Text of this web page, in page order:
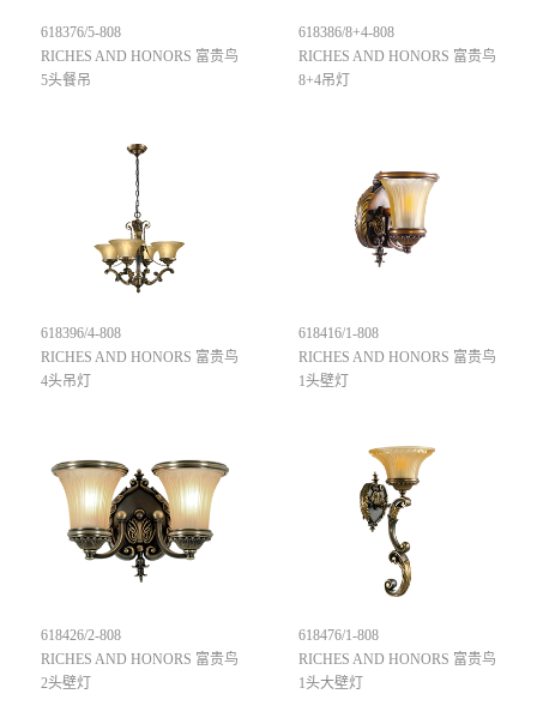
618376/5-808
RICHES AND HONORS 富贵鸟
5头餐吊
618386/8+4-808
RICHES AND HONORS 富贵鸟
8+4吊灯
618396/4-808
RICHES AND HONORS 富贵鸟
4头吊灯
618416/1-808
RICHES AND HONORS 富贵鸟
1头壁灯
618426/2-808
RICHES AND HONORS 富贵鸟
2头壁灯
618476/1-808
RICHES AND HONORS 富贵鸟
1头大壁灯